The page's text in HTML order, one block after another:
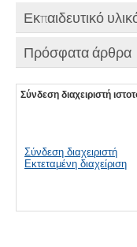
Εκπαιδευτικό
Πρόσφατα άρθρα
Σύνδεση διαχειριστή
Σύνδεση διαχειριστή
Εκτεταμένη διαχείριση